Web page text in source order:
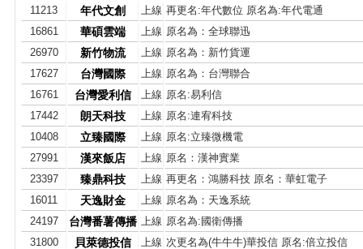
11213
年代文創 上線 再更名:年代數位 原名為:年代電通
16861
華碩雲端 上線 原名為：全球聯迅
26970
新竹物流 上線 原名為：新竹貨運
17627
台灣國際 上線 原名為：台灣聯合
16761
台灣愛利信 上線 原名:易利信
17442
朗天科技 上線 原名:連宥科技
10408
立臻國際 上線 原名:立臻微機電
27991
漢來飯店 上線 原名：漢神實業
23397
臻鼎科技 上線 再更名：鴻勝科技 原名：華虹電子
16011
天逸財金 上線 原名為：天逸系統
24197
台灣番薯傳播 上線 原名為:國衛傳播
31800
貝萊德投信 上線 次更名為(牛牛牛)華投信 原名:倍立投信